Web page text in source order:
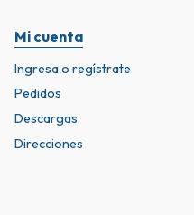
Mi cuenta
Ingresa o regístrate
Pedidos
Descargas
Direcciones